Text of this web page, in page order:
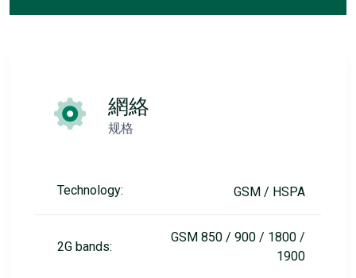
網絡
规格
Technology: GSM / HSPA
2G bands:
GSM 850 / 900 / 1800 /
1900